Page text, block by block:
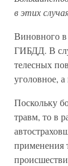
в этих
Виновного
ГИБДД. В
телесных
уголовное,
Поскольку
травм, то в
применения